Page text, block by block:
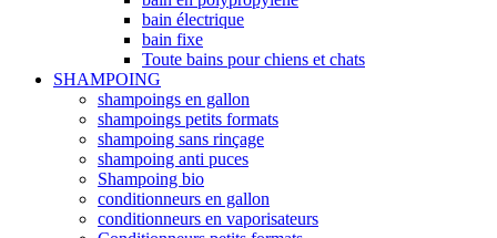
bain électrique
bain fixe
Toute bains pour chiens et chats
SHAMPOING
shampoings en gallon
shampoings petits formats
shampoing sans rinçage
shampoing anti puces
Shampoing bio
conditionneurs en gallon
conditionneurs en vaporisateurs